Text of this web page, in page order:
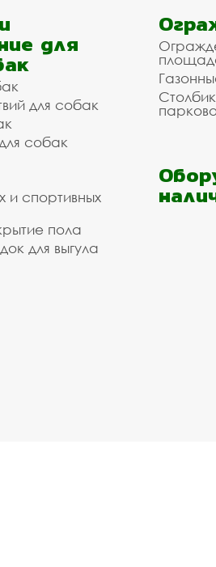
для
для собак
собак
и спортивных
пола
для выгула